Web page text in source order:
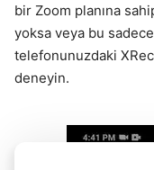
bir Zoom planına
yoksa veya bu
telefonunuzdaki
deneyin.